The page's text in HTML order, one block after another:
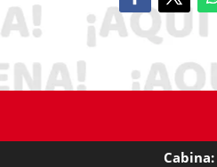
Cabina: